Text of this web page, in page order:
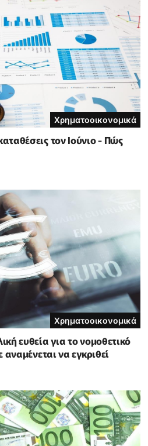
Χρηματοοικονομικά
τον Ιούνιο - Πώς
Χρηματοοικονομικά
ευθεία για το νομοθετικό
να εγκριθεί